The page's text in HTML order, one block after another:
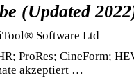
(Updated
Software Ltd
ProRes; CineForm;
akzeptiert …